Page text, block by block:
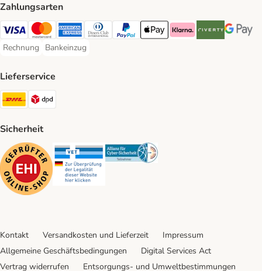
Zahlungsarten
Visa Payment Method
Mastercard Payment Method
American Express Payment Method
Diners Club Payment Method
PayPal Payment Method
Apple Pay Payment Method
Klarna Payment Method
Riverty Payment
Google
Rechnung
Rechnung Payment Method
Bankeinzug
Bankeinzug Payment Method
Lieferservice
DHL Shipping Method
Sicherheit
Security Security Security
Kontakt Versandkosten und Lieferzeit
Impressum
Allgemeine Geschäftsbedingungen
Digital Services Act
Vertrag widerrufen
Entsorgungs- und Umweltbestimmungen